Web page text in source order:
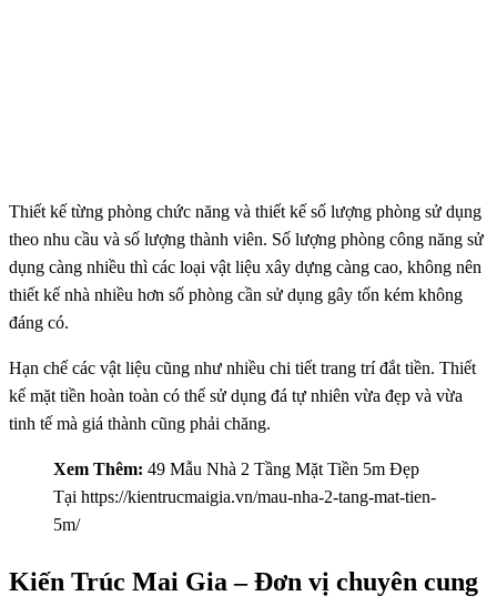
Thiết kế từng phòng chức năng và thiết kế số lượng phòng sử dụng
theo nhu cầu và số lượng thành viên. Số lượng phòng công năng sử
dụng càng nhiều thì các loại vật liệu xây dựng càng cao, không nên
thiết kế nhà nhiều hơn số phòng cần sử dụng gây tốn kém không
đáng có.
Hạn chế các vật liệu cũng như nhiều chi tiết trang trí đắt tiền. Thiết
kế mặt tiền hoàn toàn có thể sử dụng đá tự nhiên vừa đẹp và vừa
tinh tế mà giá thành cũng phải chăng.
Xem Thêm: 49 Mẫu Nhà 2 Tầng Mặt Tiền 5m Đẹp
Tại https://kientrucmaigia.vn/mau-nha-2-tang-mat-tien-
5m/
Kiến Trúc Mai Gia – Đơn vị chuyên cung